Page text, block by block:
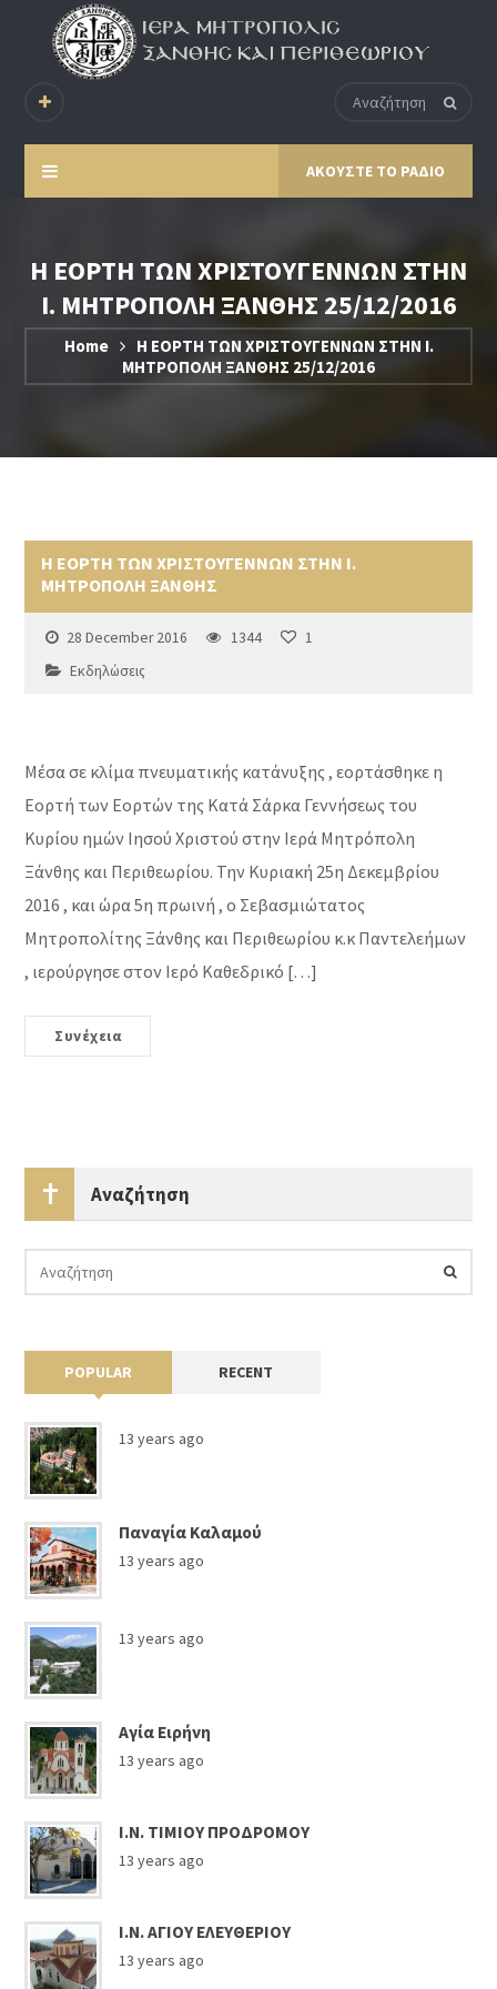
ΑΚΟΥΣΤΕ ΤΟ ΡΑΔΙΟ
Η ΕΟΡΤΗ ΤΩΝ ΧΡΙΣΤΟΥΓΕΝΝΩΝ ΣΤΗΝ
Ι. ΜΗΤΡΟΠΟΛΗ ΞΑΝΘΗΣ 25/12/2016
Home
Η ΕΟΡΤΗ ΤΩΝ ΧΡΙΣΤΟΥΓΕΝΝΩΝ ΣΤΗΝ Ι.
ΜΗΤΡΟΠΟΛΗ ΞΑΝΘΗΣ 25/12/2016
Η ΕΟΡΤΗ ΤΩΝ ΧΡΙΣΤΟΥΓΕΝΝΩΝ ΣΤΗΝ Ι.
ΜΗΤΡΟΠΟΛΗ ΞΑΝΘΗΣ
28 December 2016 1344
1
Εκδηλώσεις
Μέσα σε κλίμα πνευματικής κατάνυξης , εορτάσθηκε η
Εορτή των Εορτών της Κατά Σάρκα Γεννήσεως του
Κυρίου ημών Ιησού Χριστού στην Ιερά Μητρόπολη
Ξάνθης και Περιθεωρίου. Την Κυριακή 25η Δεκεμβρίου
2016 , και ώρα 5η πρωινή , ο Σεβασμιώτατος
Μητροπολίτης Ξάνθης και Περιθεωρίου κ.κ Παντελεήμων
, ιερούργησε στον Ιερό Καθεδρικό […]
Συνέχεια
Αναζήτηση
POPULAR RECENT
13 years ago
Παναγία Καλαμού
13 years ago
13 years ago
Αγία Ειρήνη
13 years ago
Ι.Ν. ΤΙΜΙΟΥ ΠΡΟΔΡΟΜΟΥ
13 years ago
Ι.Ν. ΑΓΙΟΥ ΕΛΕΥΘΕΡΙΟΥ
13 years ago